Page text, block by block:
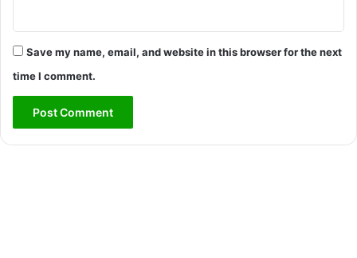
Save my name, email, and website in this browser for the next
time I comment.